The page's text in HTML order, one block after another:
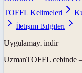
TOEFL Kelimeleri
İletişim Bilgileri
Uygulamayı indir
UzmanTOEFL cebinde